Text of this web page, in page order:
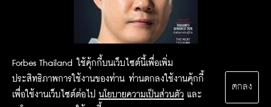
Forbes Thailand ใช้คุ้กกี้บนเว็บไซต์นี้เพื่อเพิ่ม
ประสิทธิภาพการใช้งานของท่าน ท่านตกลงใช้งานคุ้กกี้
เพื่อใช้งานเว็บไซต์ต่อไป นโยบายความเป็นส่วนตัว และ
ตกลง